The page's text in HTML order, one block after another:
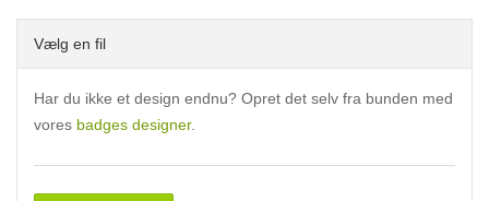
Vælg en fil
Har du ikke et design endnu? Opret det selv fra bunden med
vores badges designer.